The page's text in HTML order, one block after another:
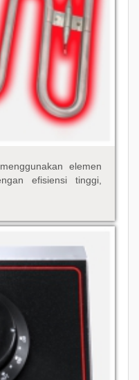
elemen
efisiensi tinggi,